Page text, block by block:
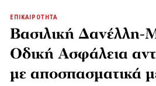
ΕΠΙΚΑΙΡΟΤΗΤΑ
Βασιλική
Οδική Ασφάλεια
με αποσπασματικά